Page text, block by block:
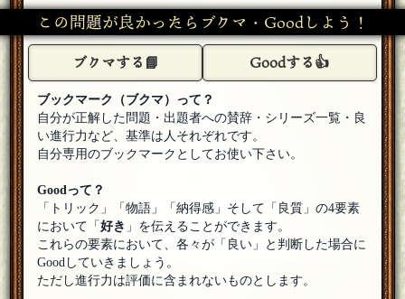
パブロン
参加します。宜しくお願いします。
[18年08月21日 22:30]
カーマイン先生[☆2018良いお年を]
drivingさん、よろしくお願いいたします！[18年08月21日
22:14]
driving
参加します（・∂・)[18年08月21日 22:05]
ヒガシ丸子さん、タコ助さん、低空飛行便さん、ひたちさ
ん、よろしくお願いいたします！[18年08月21日 21:41]
ひたち
参加させていただきます(>_<)[18年08月21日 21:37]
低空飛行便
この問題が良かったらブクマ・Goodしよう！
ブクマする📘 Goodする👍
ブックマーク（ブクマ）って？
自分が正解した問題・出題者への賛辞・シリーズ一覧・良
い進行力など、基準は人それぞれです。
自分専用のブックマークとしてお使い下さい。
Goodって？
「トリック」「物語」「納得感」そして「良質」の4要素
において「好き 」を伝えることができます。
これらの要素において、各々が「良い」と判断した場合に
Goodしていきましょう。
ただし進行力は評価に含まれないものとします。